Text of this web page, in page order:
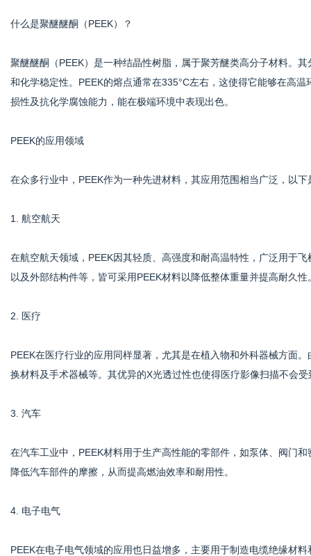
什么是聚醚醚酮（PEEK）？
聚醚醚酮（PEEK）是一种结晶性树脂，属于聚芳醚类高分子材料。
和化学稳定性。PEEK的熔点通常在335°C左右，这使得它能够在高
损性及抗化学腐蚀能力，能在极端环境中表现出色。
PEEK的应用领域
在众多行业中，PEEK作为一种先进材料，其应用范围相当广泛，以
1. 航空航天
在航空航天领域，PEEK因其轻质、高强度和耐高温特性，广泛用于
以及外部结构件等，皆可采用PEEK材料以降低整体重量并提高耐久性
2. 医疗
PEEK在医疗行业的应用同样显著，尤其是在植入物和外科器械方面
换材料及手术器械等。其优异的X光透过性也使得医疗影像扫描不会受
3. 汽车
在汽车工业中，PEEK材料用于生产高性能的零部件，如泵体、阀门
降低汽车部件的摩擦，从而提高燃油效率和耐用性。
4. 电子电气
PEEK在电子电气领域的应用也日益增多，主要用于制造电缆绝缘材